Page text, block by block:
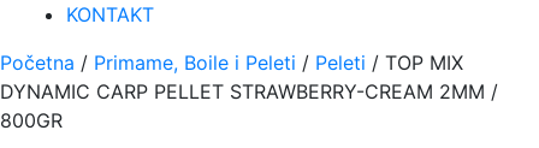
KONTAKT
Početna / Primame, Boile i Peleti / Peleti / TOP MIX
DYNAMIC CARP PELLET STRAWBERRY-CREAM 2MM /
800GR